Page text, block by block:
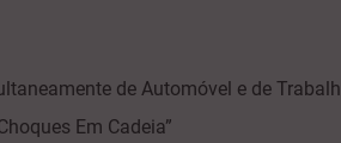
de Automóvel e de
Em Cadeia”